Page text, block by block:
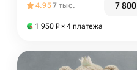
4.957 тыс. 7 800
1 950 ₽ × 4 платежа